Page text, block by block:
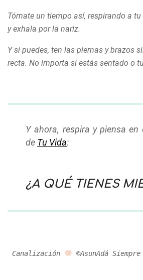
Tómate un tiempo así, respirando a
y exhala por la nariz.
Y si puedes, ten las piernas y brazos
recta. No importa si estás sentado o
Y ahora, respira y piensa en
de Tu Vida:
¿A QUÉ TIENES
Canalización ©AsunAdá